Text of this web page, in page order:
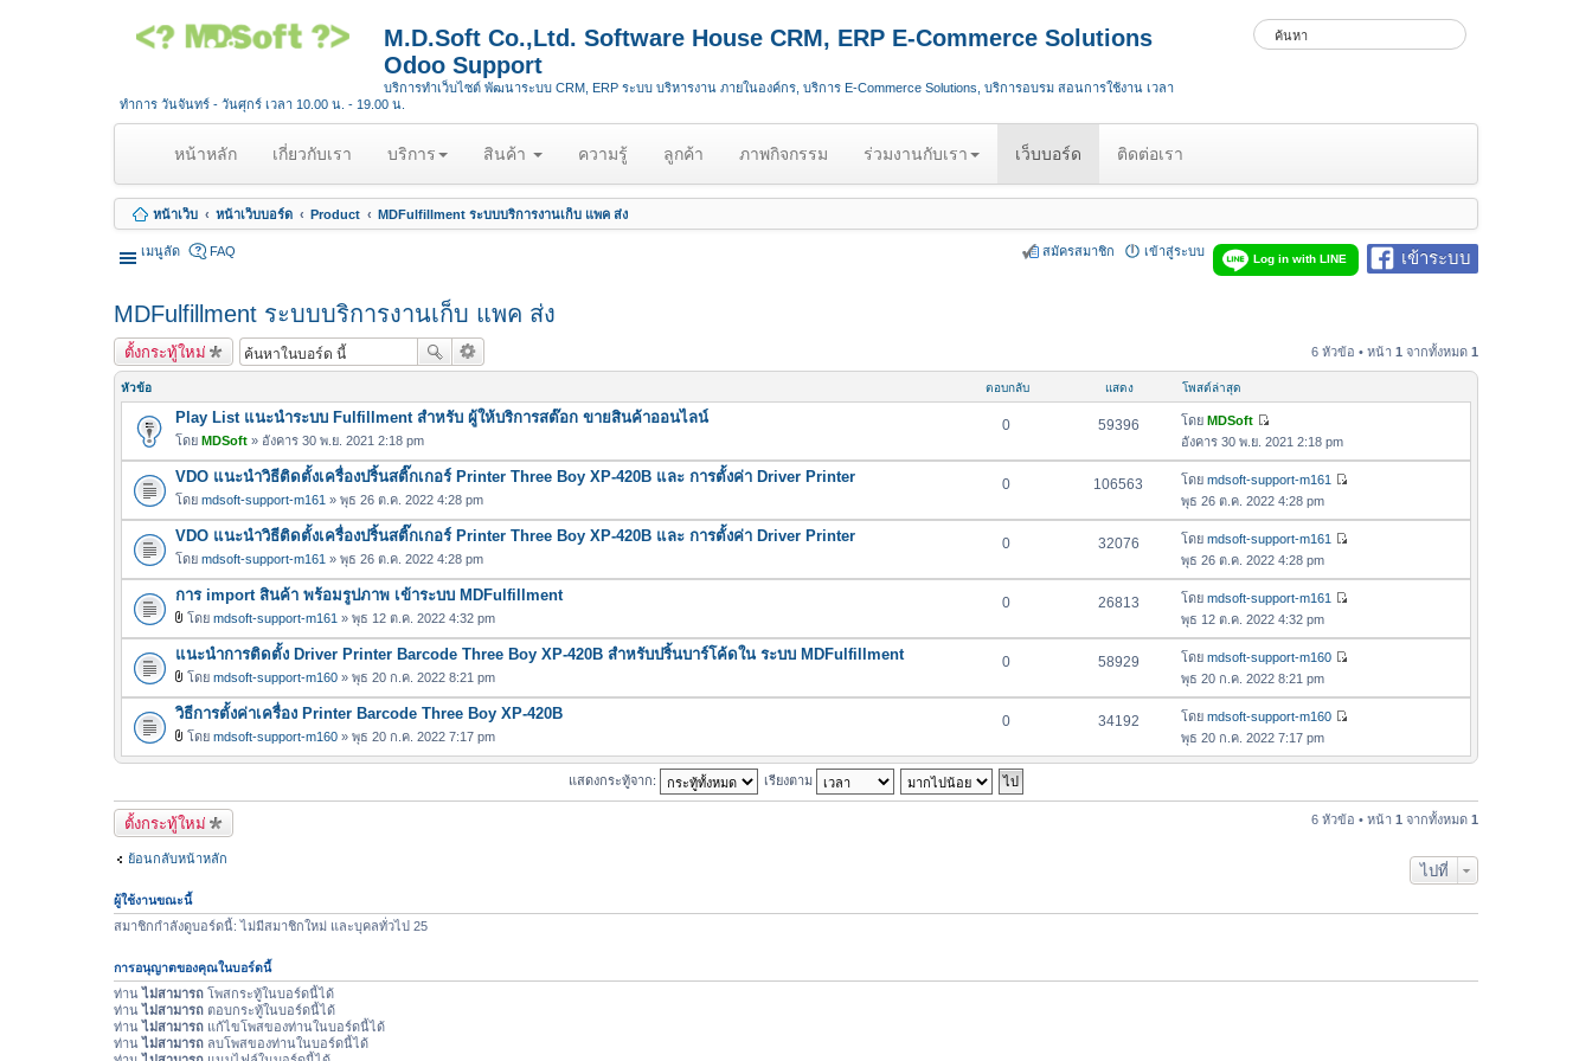
M.D.Soft Co.,Ltd. Software House CRM, ERP E-Commerce Solutions
Odoo Support
บริการทำเว็บไซต์ พัฒนาระบบ CRM, ERP ระบบ บริหารงาน ภายในองค์กร, บริการ E-Commerce Solutions, บริการอบรม สอนการใช้งาน เวลา
ทำการ วันจันทร์ - วันศุกร์ เวลา 10.00 น. - 19.00 น.
หน้าหลัก(
u
r
t
)
เกี่ยวกับเรา บริการ สินค้า ความรู้ ลูกค้า ภาพกิจกรรม ร่วมงานกับเรา เว็บบอร์ด ติดต่อเรา
หน้าเว็บ หน้าเว็บบอร์ด Product MDFulfillment ระบบบริการงานเก็บ แพค ส่ง
เมนูลัด เข้าระบบ
Log in with LINE
FAQ เข้าสู่ระบบ
สมัครสมาชิก
MDFulfillment ระบบบริการงานเก็บ แพค ส่ง
ตั้งกระทู้ใหม่ 6 หัวข้อ • หน้า 1 จากทั้งหมด 1
หัวข้อ ตอบกลับ แสดง โพสต์ล่าสุด
Play List แนะนำระบบ Fulfillment สำหรับ ผู้ให้บริการสต๊อก ขายสินค้าออนไลน์
โดย MDSoft » อังคาร 30 พ.ย. 2021 2:18 pm
0 59396 โดย MDSoft
ดู
ข้
อ
ค
ว
า
ม
ล่
า
สุ
อังคาร 30 พ.ย. 2021 2:18 pm
VDO แนะนำวิธีติดตั้งเครื่องปริ้นสติ๊กเกอร์ Printer Three Boy XP-420B และ การตั้งค่า Driver Printer
โดย mdsoft-support-m161 » พุธ 26 ต.ค. 2022 4:28 pm
0 106563 โดย mdsoft-support-m161
ข้
ว
ล่
พุธ 26 ต.ค. 2022 4:28 pm
VDO แนะนำวิธีติดตั้งเครื่องปริ้นสติ๊กเกอร์ Printer Three Boy XP-420B และ การตั้งค่า Driver Printer
โดย mdsoft-support-m161 » พุธ 26 ต.ค. 2022 4:28 pm
0 32076 โดย mdsoft-support-m161
ข้
ว
ล่
ด
พุธ 26 ต.ค. 2022 4:28 pm
การ import สินค้า พร้อมรูปภาพ เข้าระบบ MDFulfillment
ฟ
ล์
แ
น
บ
โดย mdsoft-support-m161 » พุธ 12 ต.ค. 2022 4:32 pm
0 26813 โดย mdsoft-support-m161
ข้
ว
ล่
สุ
ด
พุธ 12 ต.ค. 2022 4:32 pm
แนะนำการติดตั้ง Driver Printer Barcode Three Boy XP-420B สำหรับปริ้นบาร์โค้ดใน ระบบ MDFulfillment
ฟ
ล์
แ
บ
โดย mdsoft-support-m160 » พุธ 20 ก.ค. 2022 8:21 pm
0 58929 โดย mdsoft-support-m160
ข้
ว
ม
ล่
พุธ 20 ก.ค. 2022 8:21 pm
วิธีการตั้งค่าเครื่อง Printer Barcode Three Boy XP-420B
แ
น
บ
โดย mdsoft-support-m160 » พุธ 20 ก.ค. 2022 7:17 pm
0 34192 โดย mdsoft-support-m160
ข้
ว
พุธ 20 ก.ค. 2022 7:17 pm
แสดงกระทู้จาก: เรียงตาม
ตั้งกระทู้ใหม่ 6 หัวข้อ • หน้า 1 จากทั้งหมด 1
ย้อนกลับหน้าหลัก
ไปที่
ผู้ใช้งานขณะนี้
สมาชิกกำลังดูบอร์ดนี้: ไม่มีสมาชิกใหม่ และบุคลทั่วไป 25
การอนุญาตของคุณในบอร์ดนี้
ท่านไม่สามารถ โพสกระทู้ในบอร์ดนี้ได้
ท่านไม่สามารถ ตอบกระทู้ในบอร์ดนี้ได้
ท่านไม่สามารถ แก้ไขโพสของท่านในบอร์ดนี้ได้
ท่านไม่สามารถ ลบโพสของท่านในบอร์ดนี้ได้